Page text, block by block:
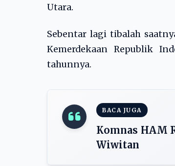
Utara.
Sebentar lagi tibalah
Kemerdekaan Republik
tahunnya.
BACA JUGA
Komnas HAM
Wiwitan